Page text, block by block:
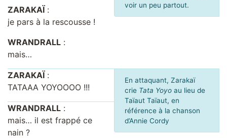
voir un peu partout.
ZARAKAÏ :
je pars à la rescousse !
WRANDRALL :
mais…
En attaquant, Zarakaï
crie Tata Yoyoau lieu de
Taïaut Taïaut, en
référence à la chanson
d’Annie Cordy
ZARAKAÏ :
TATAAA YOYOOOO !!!
WRANDRALL :
mais… il est frappé ce
nain ?